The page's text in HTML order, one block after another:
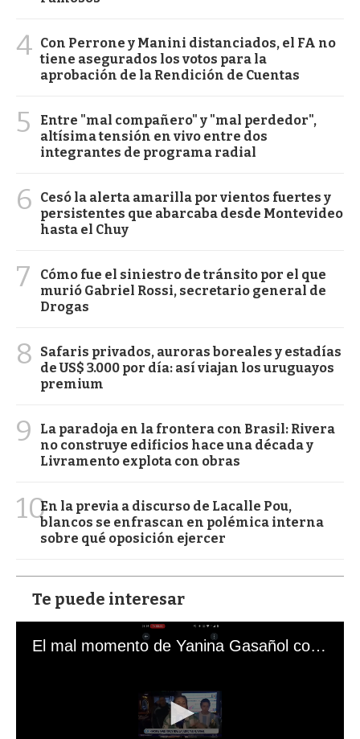
4 Con Perrone y Manini distanciados, el FA no
tiene asegurados los votos para la
aprobación de la Rendición de Cuentas
5
Entre "mal compañero" y "mal perdedor",
altísima tensión en vivo entre dos
integrantes de programa radial
6
Cesó la alerta amarilla por vientos fuertes y
persistentes que abarcaba desde Montevideo
hasta el Chuy
7
Cómo fue el siniestro de tránsito por el que
murió Gabriel Rossi, secretario general de
Drogas
8
Safaris privados, auroras boreales y estadías
de US$ 3.000 por día: así viajan los uruguayos
premium
9
La paradoja en la frontera con Brasil: Rivera
no construye edificios hace una década y
Livramento explota con obras
10En la previa a discurso de Lacalle Pou,
blancos se enfrascan en polémica interna
sobre qué oposición ejercer
Te puede interesar
El mal momento de Yanina Gasañol con un hincha argentino en "Subrayado"